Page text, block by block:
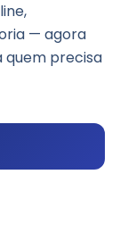
— agora
quem precisa